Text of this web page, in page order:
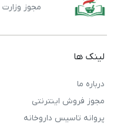
مجوز
لینک ها
درباره ما
مجوز فروش اینترنتی
پروانه تاسیس داروخانه